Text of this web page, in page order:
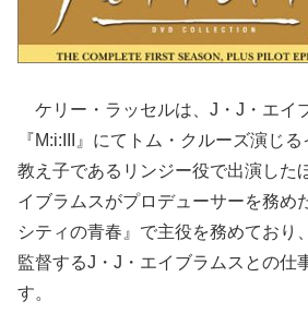
ケリー・ラッセルは、J・J・エイ
『M:i:III』にてトム・クルーズ演じ
教え子であるリンジー役で出演した
イブラムスがプロデューサーを務め
シティの青春』で主役を務めており
監督するJ・J・エイブラムスとの仕
す。